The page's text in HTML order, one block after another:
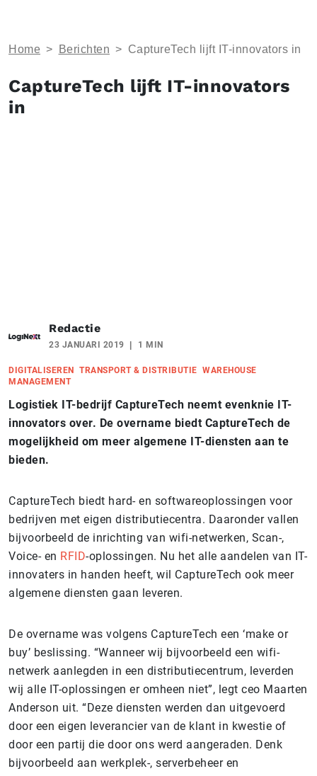
Home > Berichten > CaptureTech lijft IT-innovators in
CaptureTech lijft IT-innovators
in
Redactie
23 JANUARI 2019 1 MIN
DIGITALISEREN TRANSPORT & DISTRIBUTIE WAREHOUSE
MANAGEMENT
Logistiek IT-bedrijf CaptureTech neemt evenknie IT-
innovators over. De overname biedt CaptureTech de
mogelijkheid om meer algemene IT-diensten aan te
bieden.
CaptureTech biedt hard- en softwareoplossingen voor
bedrijven met eigen distributiecentra. Daaronder vallen
bijvoorbeeld de inrichting van wifi-netwerken, Scan-,
Voice- en RFID-oplossingen. Nu het alle aandelen van IT-
innovaters in handen heeft, wil CaptureTech ook meer
algemene diensten gaan leveren.
De overname was volgens CaptureTech een ‘make or
buy’ beslissing. “Wanneer wij bijvoorbeeld een wifi-
netwerk aanlegden in een distributiecentrum, leverden
wij alle IT-oplossingen er omheen niet”, legt ceo Maarten
Anderson uit. “Deze diensten werden dan uitgevoerd
door een eigen leverancier van de klant in kwestie of
door een partij die door ons werd aangeraden. Denk
bijvoorbeeld aan werkplek-, serverbeheer en